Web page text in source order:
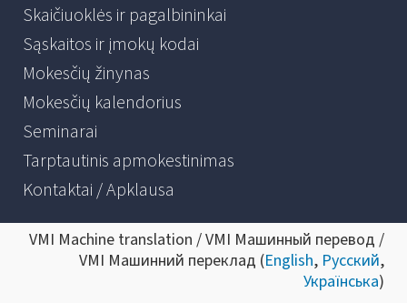
Skaičiuoklės ir pagalbininkai
Sąskaitos ir įmokų kodai
Mokesčių žinynas
Mokesčių kalendorius
Seminarai
Tarptautinis apmokestinimas
Kontaktai / Apklausa
VMI Machine translation / VMI Машинный перевод /
VMI Машинний переклад (English, Русский,
Українська)